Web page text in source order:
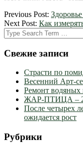
2012-
09-
07
Previous Post:
Next Post: Как
Search
Свежие записи
Страсти по
Весенний Арт-
Ремонт водяных
ЖАР-ПТИЦА –
После четырех
ожидается рост
Рубрики